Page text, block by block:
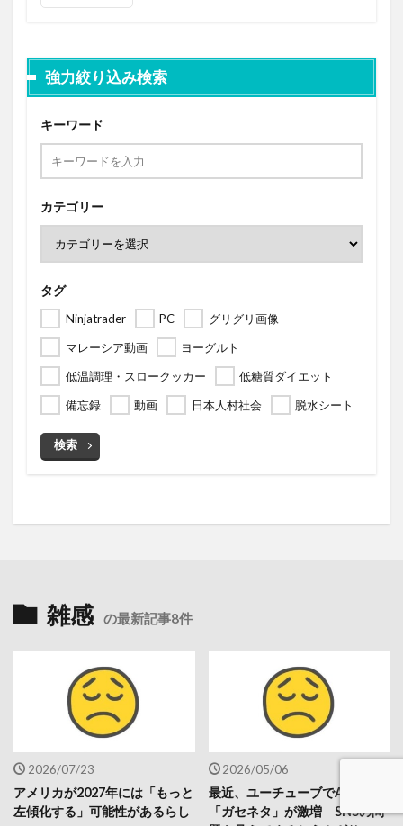
強力絞り込み検索
キーワード
カテゴリー
タグ
Ninjatrader PC
グリグリ画像
マレーシア動画
ヨーグルト
低温調理・スロークッカー
低糖質ダイエット
備忘録
動画 日本人村社会 脱水シート
検索
雑感 の最新記事8件
2026/07/23
アメリカが2027年には「もっと
左傾化する」可能性があるらし
2026/05/06
最近、ユーチューブでAI利用の
「ガセネタ」が激増 SNSの問